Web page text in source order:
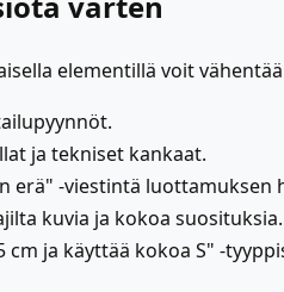
elementillä voit
ja tekniset kankaat.
erä" -viestintä luottamuksen
kuvia ja kokoa suosituksia.
ja käyttää kokoa S" -